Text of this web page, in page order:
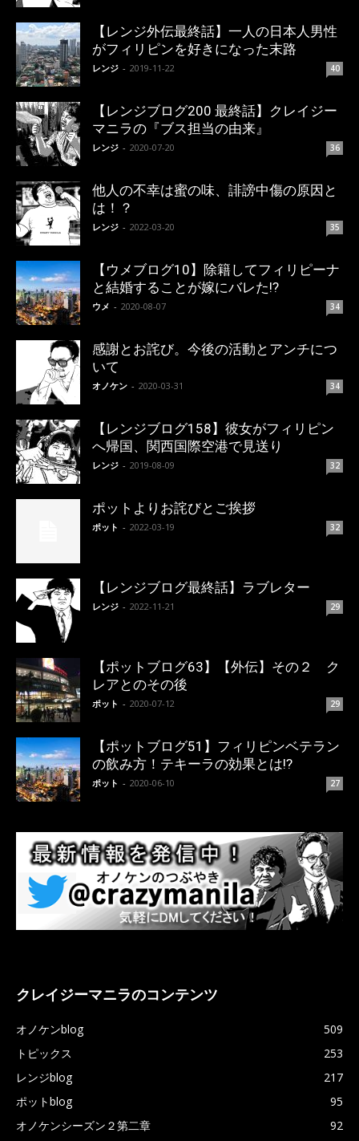
【レンジ外伝最終話】一人の日本人男性
がフィリピンを好きになった末路
レンジ - 2019-11-22 40
【レンジブログ200 最終話】クレイジー
マニラの『ブス担当の由来』
レンジ - 2020-07-20 36
他人の不幸は蜜の味、誹謗中傷の原因と
は！？
レンジ - 2022-03-20 35
【ウメブログ10】除籍してフィリピーナ
と結婚することが嫁にバレた!?
ウメ - 2020-08-07 34
感謝とお詫び。今後の活動とアンチにつ
いて
オノケン - 2020-03-31 34
【レンジブログ158】彼女がフィリピン
へ帰国、関西国際空港で見送り
レンジ - 2019-08-09 32
ポットよりお詫びとご挨拶
ポット - 2022-03-19 32
【レンジブログ最終話】ラブレター
レンジ - 2022-11-21 29
【ポットブログ63】【外伝】その２ ク
レアとのその後
ポット - 2020-07-12 29
【ポットブログ51】フィリピンベテラン
の飲み方！テキーラの効果とは!?
ポット - 2020-06-10 27
クレイジーマニラのコンテンツ
オノケンblog
509
トピックス
253
レンジblog
217
ポットblog
95
オノケンシーズン２第二章
92